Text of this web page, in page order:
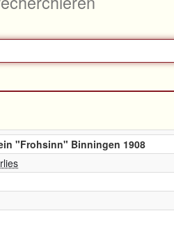
"Frohsinn" Binningen 1908